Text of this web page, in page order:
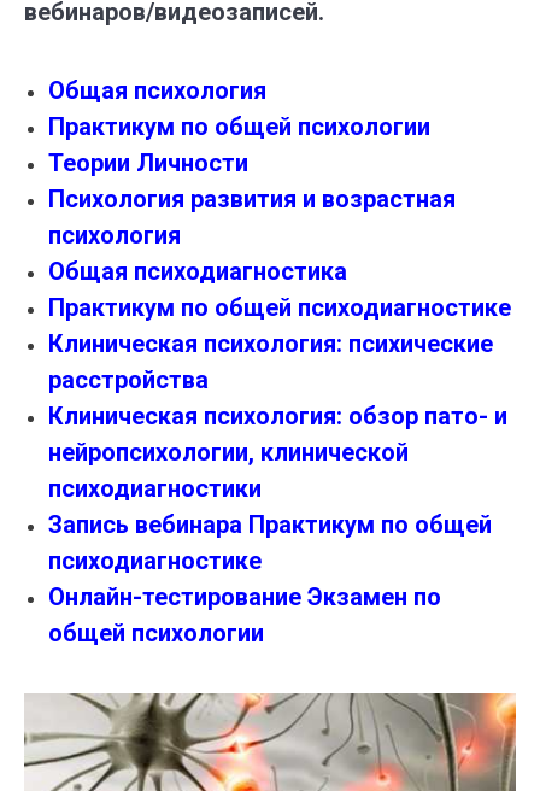
вебинаров/видеозаписей.
Общая психология
Практикум по общей психологии
Теории Личности
Психология развития и возрастная
психология
Общая психодиагностика
Практикум по общей психодиагностике
Клиническая психология: психические
расстройства
Клиническая психология: обзор пато- и
нейропсихологии, клинической
психодиагностики
Запись вебинара Практикум по общей
психодиагностике
Онлайн-тестирование Экзамен по
общей психологии